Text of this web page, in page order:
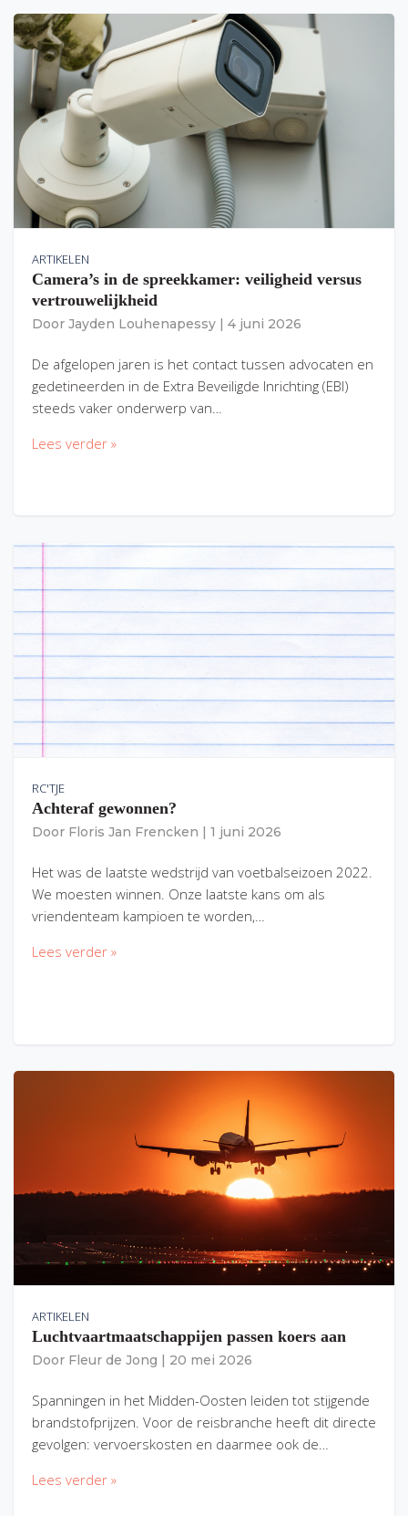
ARTIKELEN
Camera’s in de spreekkamer: veiligheid versus
vertrouwelijkheid
Door Jayden Louhenapessy 4 juni 2026
De afgelopen jaren is het contact tussen advocaten en
gedetineerden in de Extra Beveiligde Inrichting (EBI)
steeds vaker onderwerp van…
Lees verder »
RC'TJE
Achteraf gewonnen?
Door Floris Jan Frencken 1 juni 2026
Het was de laatste wedstrijd van voetbalseizoen 2022.
We moesten winnen. Onze laatste kans om als
vriendenteam kampioen te worden,…
Lees verder »
ARTIKELEN
Luchtvaartmaatschappijen passen koers aan
Door Fleur de Jong 20 mei 2026
Spanningen in het Midden-Oosten leiden tot stijgende
brandstofprijzen. Voor de reisbranche heeft dit directe
gevolgen: vervoerskosten en daarmee ook de…
Lees verder »